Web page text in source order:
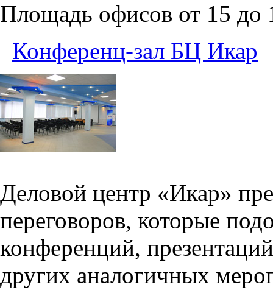
Площадь офисов от 15 до
Конференц-зал БЦ Икар
Деловой центр «Икар»
переговоров, которые
конференций,
других аналогичных